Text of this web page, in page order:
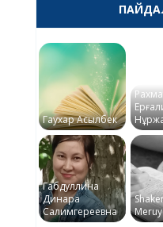
Гаухар Асылбек
Габдуллина
Динара
Салимгереевна